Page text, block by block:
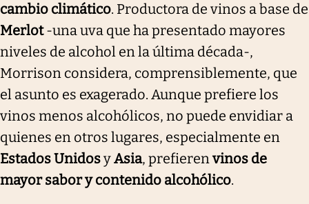
cambio climático. Productora de vinos a base de
Merlot-una uva que ha presentado mayores
niveles de alcohol en la última década-,
Morrison considera, comprensiblemente, que
el asunto es exagerado. Aunque prefiere los
vinos menos alcohólicos, no puede envidiar a
quienes en otros lugares, especialmente en
Estados UnidosyAsia, prefierenvinos de
mayor sabor y contenido alcohólico.